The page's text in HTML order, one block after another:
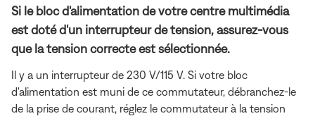
Si le bloc d'alimentation de votre centre multimédia
est doté d'un interrupteur de tension, assurez-vous
que la tension correcte est sélectionnée.
Il y a un interrupteur de 230 V/115 V. Si votre bloc
d'alimentation est muni de ce commutateur, débranchez-le
de la prise de courant, réglez le commutateur à la tension